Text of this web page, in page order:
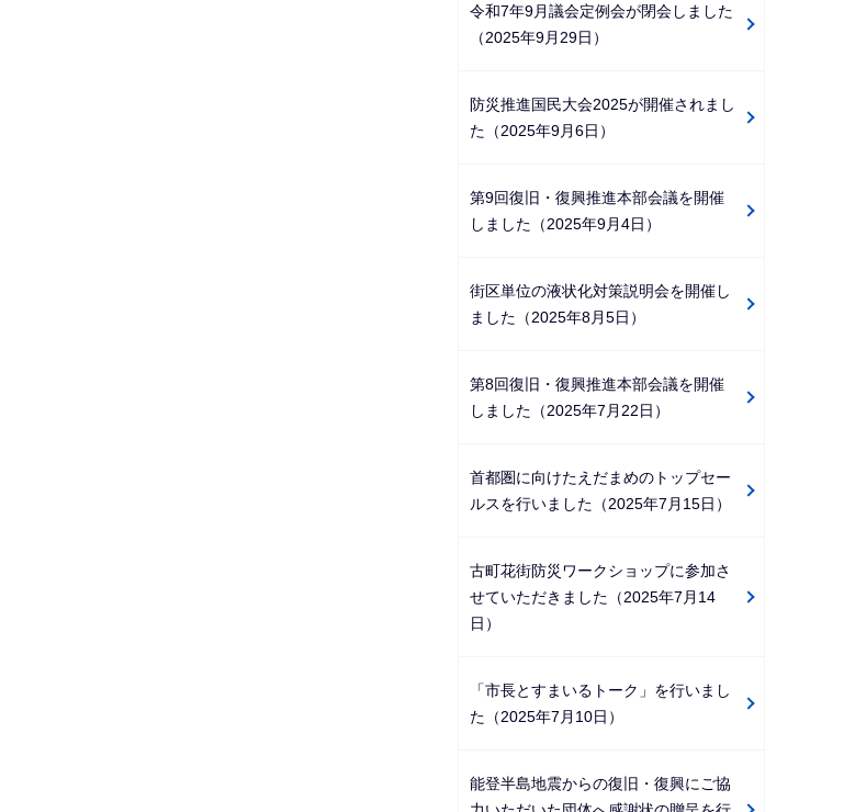
令和7年9月議会定例会が閉会しました
（2025年9月29日）
防災推進国民大会2025が開催されまし
た（2025年9月6日）
第9回復旧・復興推進本部会議を開催
しました（2025年9月4日）
街区単位の液状化対策説明会を開催し
ました（2025年8月5日）
第8回復旧・復興推進本部会議を開催
しました（2025年7月22日）
首都圏に向けたえだまめのトップセー
ルスを行いました（2025年7月15日）
古町花街防災ワークショップに参加さ
せていただきました（2025年7月14
日）
「市長とすまいるトーク」を行いまし
た（2025年7月10日）
能登半島地震からの復旧・復興にご協